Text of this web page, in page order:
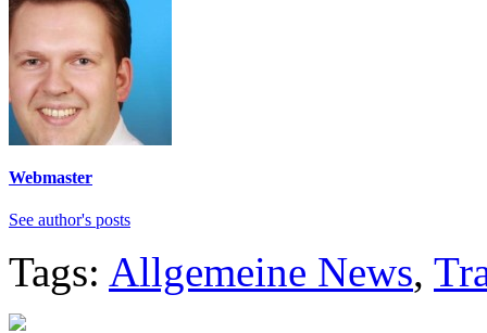
Webmaster
See author's posts
Tags: Allgemeine News,